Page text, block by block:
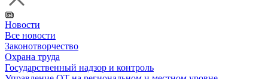
Новости
Все новости
Законотворчество
Охрана труда
Государственный надзор и контроль